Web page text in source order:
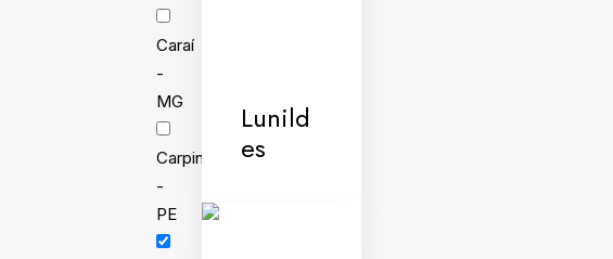
Caraí
-
MG
Carpina
-
PE
Lunild
es